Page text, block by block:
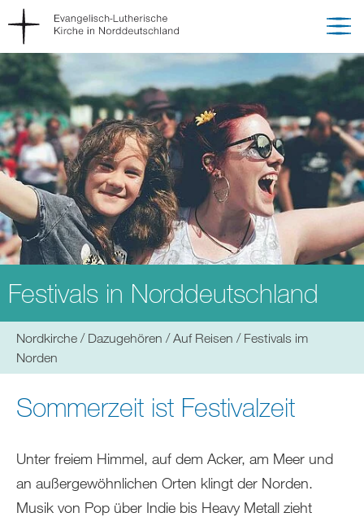
Festivals in Norddeutschland
Sie
befinden
sich
hier:
Nordkirche Dazugehören Auf Reisen
Festivals im
Norden
Sommerzeit ist Festivalzeit
Unter freiem Himmel, auf dem Acker, am Meer und
an außergewöhnlichen Orten klingt der Norden.
Musik von Pop über Indie bis Heavy Metall zieht